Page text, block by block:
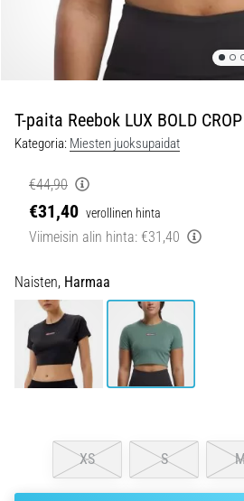
miten
Käytännössä
sukkulajuoksu
nopeutta,
ketteryyttä
suunnanmuutoksia.
se
suoritetaan
oikein,
missä
sitä…
7 min. luetaan
Juoksijan
T-paita Reebok LUX BOLD
Kategoria: Miesten juoksupaidat
€44,90
€31,40 verollinen hinta
Viimeisin alin hinta: €31,40
Naisten, Harmaa
XS S